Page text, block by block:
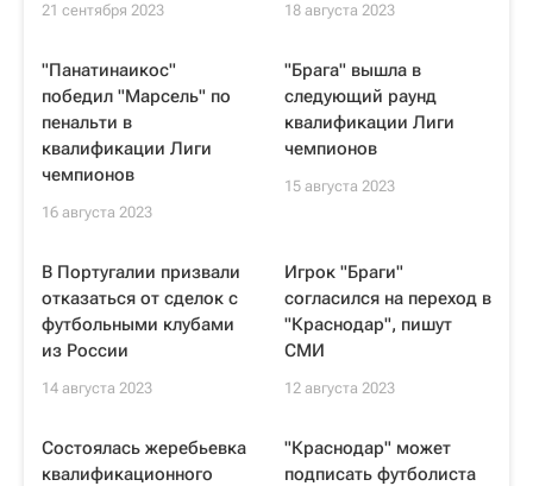
21 сентября 2023 18 августа 2023
"Панатинаикос"
победил "Марсель" по
пенальти в
квалификации Лиги
чемпионов
16 августа 2023
"Брага" вышла в
следующий раунд
квалификации Лиги
чемпионов
15 августа 2023
В Португалии призвали
отказаться от сделок с
футбольными клубами
из России
14 августа 2023
Игрок "Браги"
согласился на переход в
"Краснодар", пишут
СМИ
12 августа 2023
Состоялась жеребьевка
квалификационного
"Краснодар" может
подписать футболиста